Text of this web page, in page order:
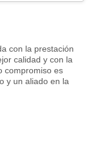
con la prestación
calidad y con la
compromiso es
y un aliado en la